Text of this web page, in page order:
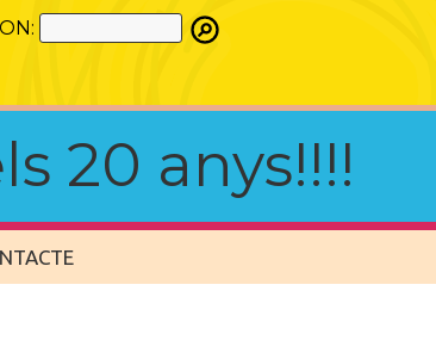
20 anys!!!!